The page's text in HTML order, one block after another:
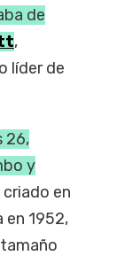
de
,
líder de
26,
y
en
en 1952,